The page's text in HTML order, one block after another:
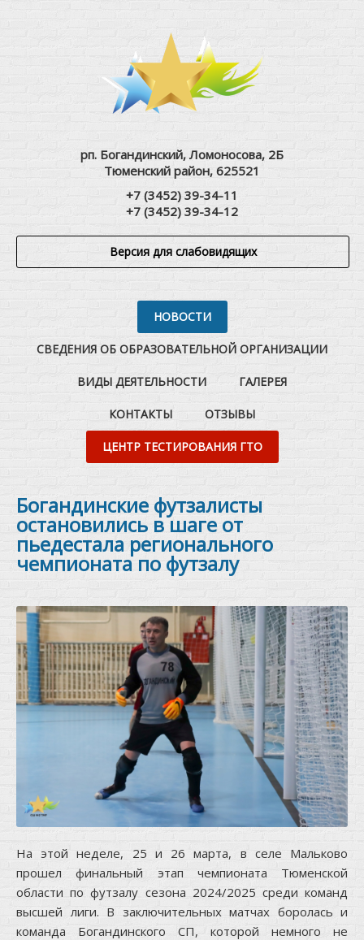
рп. Богандинский, Ломоносова, 2Б
Тюменский район, 625521
+7 (3452) 39-34-11
+7 (3452) 39-34-12
Версия для слабовидящих
НОВОСТИ
СВЕДЕНИЯ ОБ ОБРАЗОВАТЕЛЬНОЙ ОРГАНИЗАЦИИ
ВИДЫ ДЕЯТЕЛЬНОСТИ ГАЛЕРЕЯ
КОНТАКТЫ ОТЗЫВЫ
ЦЕНТР ТЕСТИРОВАНИЯ ГТО
Богандинские футзалисты
остановились в шаге от
пьедестала регионального
чемпионата по футзалу
На этой неделе, 25 и 26 марта, в селе Мальково
прошел финальный этап чемпионата Тюменской
области по футзалу сезона 2024/2025 среди команд
высшей лиги. В заключительных матчах боролась и
команда Богандинского СП, которой немного не